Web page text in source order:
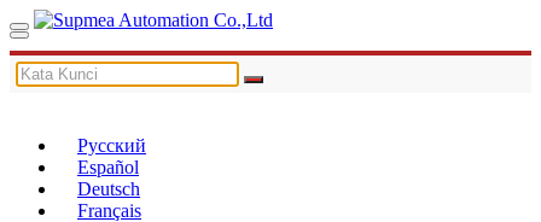
Русский
Español
Deutsch
Français